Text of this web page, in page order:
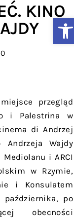
KINO
przegląd
i Palestrina w
di Andrzej
Wajdy
i ARCI
w Rzymie,
i Konsulatem
października, po
obecności